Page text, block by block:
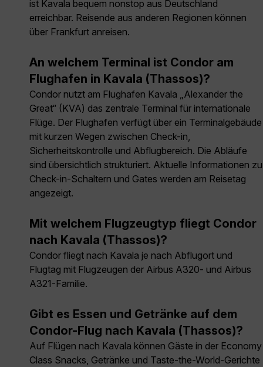
ist Kavala bequem nonstop aus Deutschland
erreichbar. Reisende aus anderen Regionen können
über Frankfurt anreisen.
An welchem Terminal ist Condor am
Flughafen in Kavala (Thassos)?
Condor nutzt am Flughafen Kavala „Alexander the
Great“ (KVA) das zentrale Terminal für internationale
Flüge. Der Flughafen verfügt über ein Terminalgebäude
mit kurzen Wegen zwischen Check-in,
Sicherheitskontrolle und Abflugbereich. Die Abläufe
sind übersichtlich strukturiert. Aktuelle Informationen zu
Check-in-Schaltern und Gates werden am Reisetag
angezeigt.
Mit welchem Flugzeugtyp fliegt Condor
nach Kavala (Thassos)?
Condor fliegt nach Kavala je nach Abflugort und
Flugtag mit Flugzeugen der Airbus A320- und Airbus
A321-Familie.
Gibt es Essen und Getränke auf dem
Condor-Flug nach Kavala (Thassos)?
Auf Flügen nach Kavala können Gäste in der Economy
Class Snacks, Getränke und Taste-the-World-Gerichte